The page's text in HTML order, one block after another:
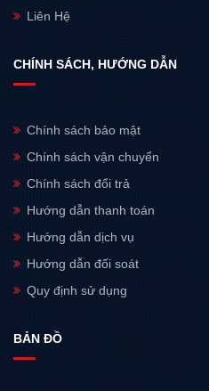
Liên Hệ
CHÍNH SÁCH, HƯỚNG DẪN
Chính sách bảo mật
Chính sách vận chuyển
Chính sách đổi trả
Hướng dẫn thanh toán
Hướng dẫn dịch vụ
Hướng dẫn đối soát
Quy định sử dụng
BẢN ĐỒ